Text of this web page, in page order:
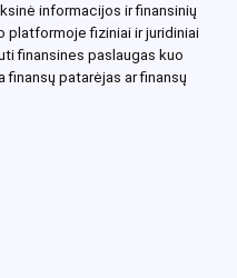
informacijos ir finansinių
platformoje fiziniai ir juridiniai
finansines paslaugas kuo
finansų patarėjas ar finansų